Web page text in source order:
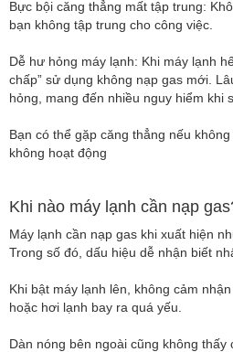
Bực bội căng thẳng mất tập trung:
bạn không tập trung cho công việc.
Dễ hư hỏng máy lạnh: Khi máy lạnh
chấp” sử dụng không nạp gas mới.
hỏng, mang đến nhiều nguy hiểm khi
Bạn có thể gặp căng thẳng nếu
không hoạt động
Khi nào máy lạnh cần nạp
Máy lạnh cần nạp gas khi xuất hiện
Trong số đó, dấu hiệu dễ nhận biết
Khi bật máy lạnh lên, không cảm
hoặc hơi lạnh bay ra quá yếu.
Dàn nóng bên ngoài cũng không